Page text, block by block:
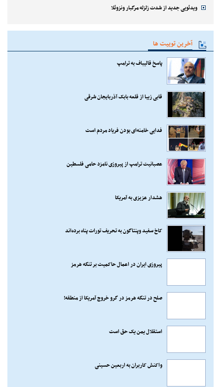
ویدئویی جدید از شدت زلزله مرگبار ونزوئلا
آخرین توییت ها
پاسخ قالیباف به ترامپ
قابی زیبا از قلعه بابک آذربایجان شرقی
فدایی خامنه‌ای بودن فریاد مردم است
عصبانیت ترامپ از پیروزی نامزد حامی فلسطین
هشدار عزیزی به آمریکا
کاخ سفید وپنتاگون به تحریف تورات پناه برده‌اند
پیروزی ایران در اعمال حاکمیت بر تنگه هرمز
صلح در تنگه هرمز در گرو خروج آمریکا از منطقه!
استقلال یمن یک حق است
واکنش کاربران به اربعین حسینی